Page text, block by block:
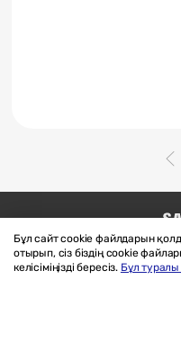
Бұл сайт cookie файлдарын
отырып, сіз біздің cookie
келісіміңізді бересіз. Бұл туралы
Бізге
Материалдарды